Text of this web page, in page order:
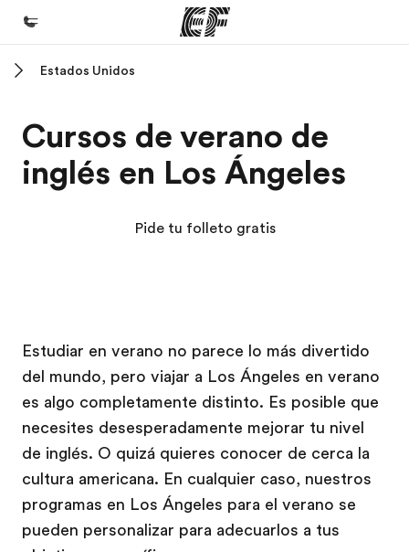
Programas
Ver todo lo que hacemos
Trabajos
Únete al equipo
Estados Unidos
Cursos de verano de
inglés en Los Ángeles
Pide tu folleto gratis
Estudiar en verano no parece lo más divertido
del mundo, pero viajar a Los Ángeles en verano
es algo completamente distinto. Es posible que
necesites desesperadamente mejorar tu nivel
de inglés. O quizá quieres conocer de cerca la
cultura americana. En cualquier caso, nuestros
programas en Los Ángeles para el verano se
pueden personalizar para adecuarlos a tus